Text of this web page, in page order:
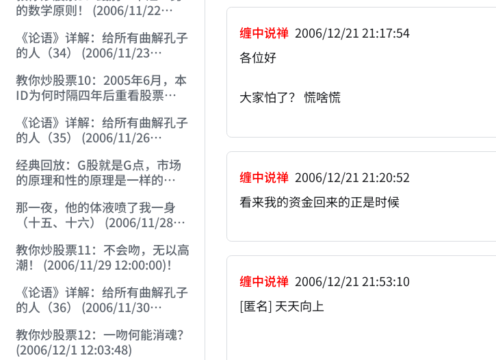
的数学原则！ (2006/11/22
《论语》详解：给所有曲解孔子
的人（34） (2006/11/23
教你炒股票10：2005年6月，本
ID为何时隔四年后重看股票
《论语》详解：给所有曲解孔子
的人（35） (2006/11/26
经典回放：G股就是G点，市场
的原理和性的原理是一样的
那一夜，他的体液喷了我一身
（十五、十六） (2006/11/28
教你炒股票11：不会吻，无以高
潮！ (2006/11/29 12:00:00)！
《论语》详解：给所有曲解孔子
的人（36） (2006/11/30
教你炒股票12：一吻何能消魂？
(2006/12/1 12:03:48)
缠中说禅 2006/12/21 21:17:54
各位好
大家怕了？ 慌啥慌
缠中说禅 2006/12/21 21:20:52
看来我的资金回来的正是时候
缠中说禅 2006/12/21 21:53:10
[匿名] 天天向上